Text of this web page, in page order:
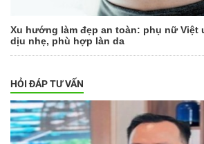
Xu hướng làm đẹp an toàn: phụ nữ Việt
dịu nhẹ, phù hợp làn da
HỎI ĐÁP TƯ VẤN